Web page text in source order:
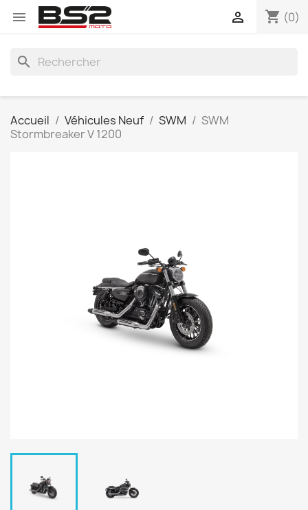
 shopping_cart (0)

search
Accueil Véhicules Neuf SWM
SWM
Stormbreaker V 1200